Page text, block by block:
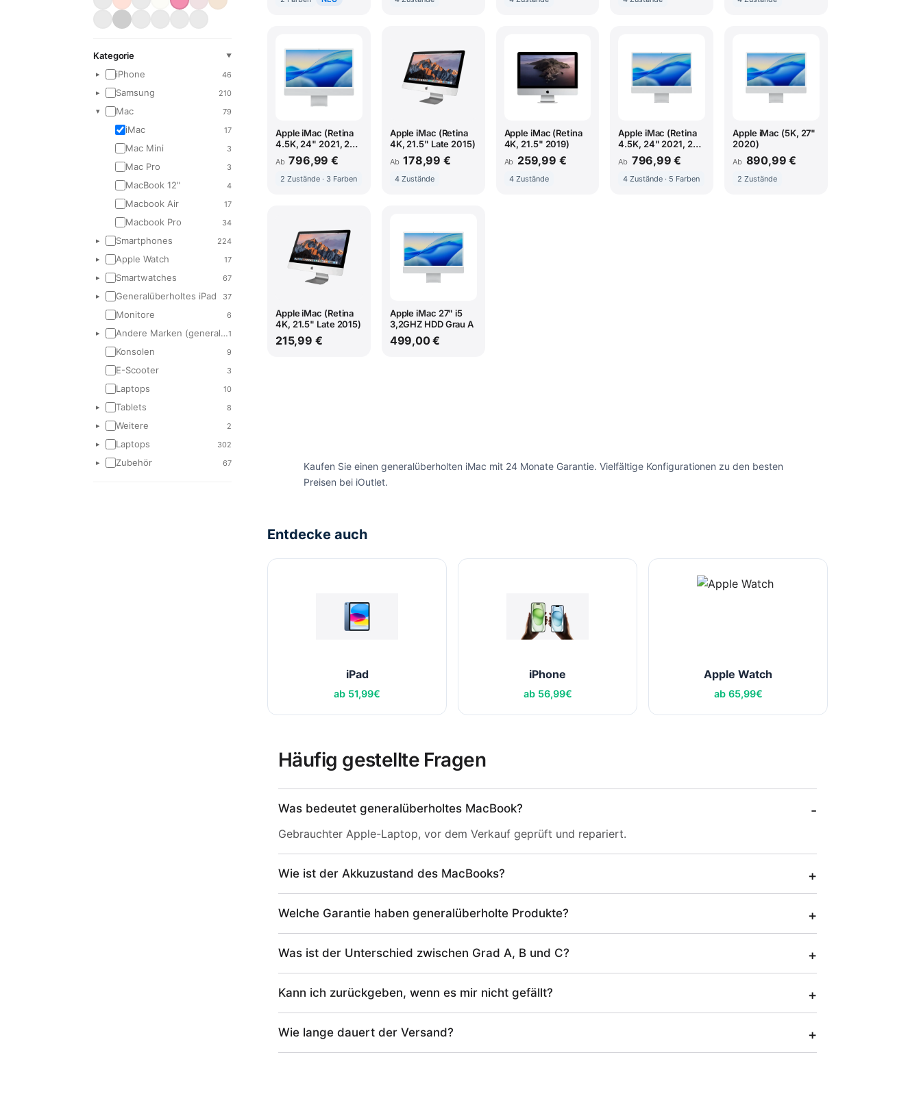
Kategorie ▼
▸ iPhone 46
▸ Samsung 210
▾ Mac 79
iMac 17
Mac Mini 3
Mac Pro 3
MacBook 12" 4
Macbook Air 17
Macbook Pro 34
▸ Smartphones 224
▸ Apple Watch 17
▸ Smartwatches 67
▸ Generalüberholtes iPad 37
Monitore 6
▸ Andere Marken (generalüberholt)1
Konsolen 9
E-Scooter 3
Laptops 10
▸ Tablets 8
▸ Weitere 2
▸ Laptops 302
▸ Zubehör 67
Grau A
Tausch 0
Grau AB 0
Grau BC 0
Apple iMac (Retina
4.5K, 24" 2021, 2
TBT3, M1)
Ab 796,99 €
2 Zustände · 3 Farben
Apple iMac (Retina
4K, 21.5" Late 2015)
Ab 178,99 €
4 Zustände
Apple iMac (Retina
4K, 21.5" 2019)
Ab 259,99 €
4 Zustände
Apple iMac (Retina
4.5K, 24" 2021, 2
TBT3 + 2 USB-C,
M1)
Ab 796,99 €
4 Zustände · 5 Farben
Apple iMac (5K, 27"
2020)
Ab 890,99 €
2 Zustände
Apple iMac (Retina
4K, 21.5" Late 2015)
215,99 €
Apple iMac 27" i5
3,2GHZ HDD Grau A
499,00 €
Kaufen Sie einen generalüberholten iMac mit 24 Monate Garantie. Vielfältige Konfigurationen zu den besten
Preisen bei iOutlet.
Entdecke auch
iPad
ab 51,99€
iPhone
ab 56,99€
Apple Watch
ab 65,99€
Häufig gestellte Fragen
Was bedeutet generalüberholtes MacBook?
Gebrauchter Apple-Laptop, vor dem Verkauf geprüft und repariert.
Wie ist der Akkuzustand des MacBooks?
Welche Garantie haben generalüberholte Produkte?
Was ist der Unterschied zwischen Grad A, B und C?
Kann ich zurückgeben, wenn es mir nicht gefällt?
Wie lange dauert der Versand?